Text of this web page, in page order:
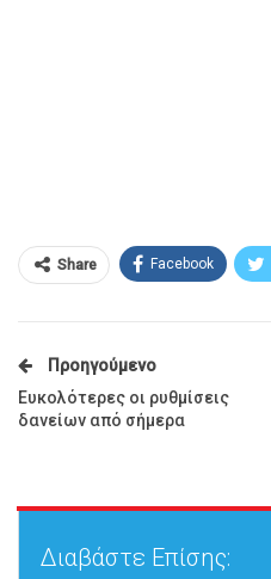
Share Facebook
Προηγούμενο
Ευκολότερες οι ρυθμίσεις
δανείων από σήμερα
Διαβάστε Επίσης: